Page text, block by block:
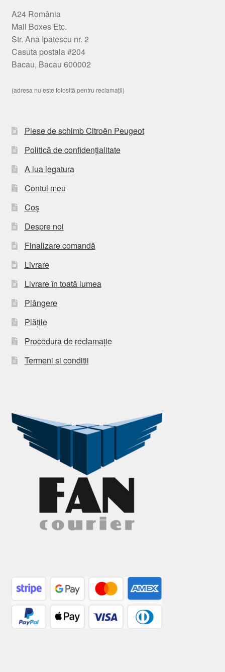
A24 România
Mail Boxes Etc.
Str. Ana Ipatescu nr. 2
Casuta postala #204
Bacau, Bacau 600002
(adresa nu este folosită pentru reclamații)
Piese de schimb Citroën Peugeot
Politică de confidențialitate
A lua legatura
Contul meu
Coș
Despre noi
Finalizare comandă
Livrare
Livrare în toată lumea
Plângere
Plățile
Procedura de reclamație
Termeni si conditii